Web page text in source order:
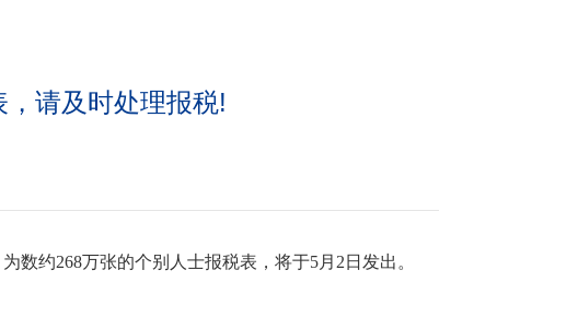
请及时处理报税!
数约268万张的个别人士报税表，将于5月2日发出。